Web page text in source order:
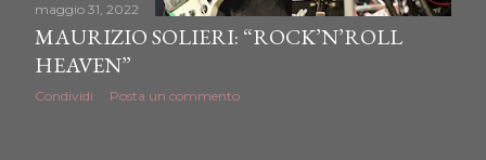
maggio 31, 2022
MAURIZIO SOLIERI: “ROCK’N’ROLL
HEAVEN”
Condividi Posta un commento